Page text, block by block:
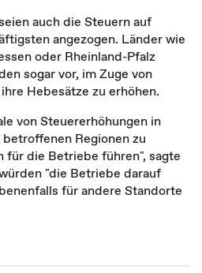
auch die Steuern auf
angezogen. Länder wie
oder Rheinland-Pfalz
sogar vor, im Zuge von
Hebesätze zu erhöhen.
von Steuererhöhungen in
Regionen zu
für die Betriebe führen", sagte
"die Betriebe darauf
für andere Standorte